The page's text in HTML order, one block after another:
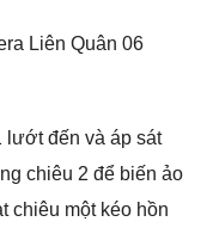
lướt đến và áp sát
chiêu 2 để biến ảo
chiêu một kéo hồn